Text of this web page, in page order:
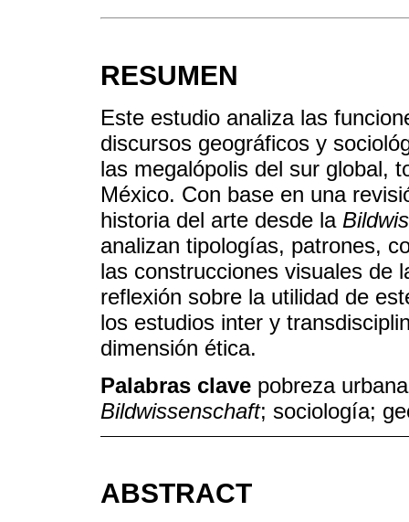
RESUMEN
Este estudio analiza las
discursos geográficos y
las megalópolis del sur global,
México. Con base en una
historia del arte desde la
analizan tipologías, patrones,
las construcciones visuales de
reflexión sobre la utilidad de
los estudios inter y
dimensión ética.
Palabras clave pobreza
Bildwissenschaft; sociología;
ABSTRACT